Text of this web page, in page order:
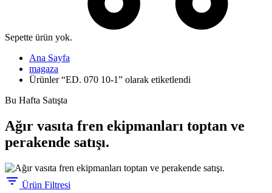
Sepette ürün yok.
Ana Sayfa
magaza
Ürünler “ED. 070 10-1” olarak etiketlendi
Bu Hafta Satışta
Ağır vasıta fren ekipmanları toptan ve
perakende satışı.
Ürün Filtresi